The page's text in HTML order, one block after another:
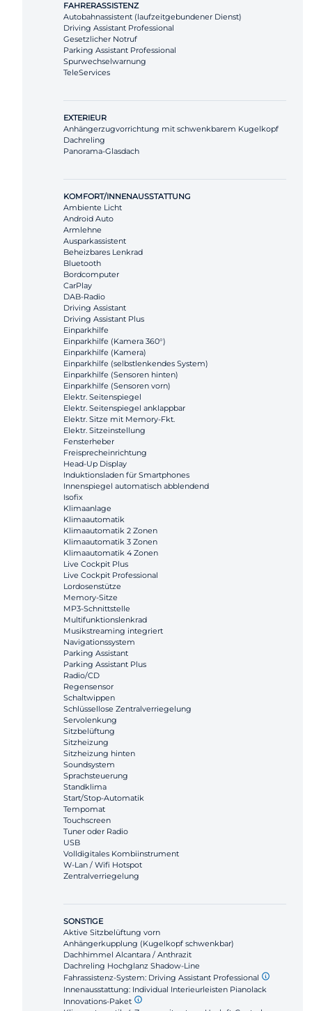
FAHRERASSISTENZ
Autobahnassistent (laufzeitgebundener Dienst)
Driving Assistant Professional
Gesetzlicher Notruf
Parking Assistant Professional
Spurwechselwarnung
TeleServices
EXTERIEUR
Anhängerzugvorrichtung mit schwenkbarem Kugelkopf
Dachreling
Panorama-Glasdach
KOMFORT/INNENAUSSTATTUNG
Ambiente Licht
Android Auto
Armlehne
Ausparkassistent
Beheizbares Lenkrad
Bluetooth
Bordcomputer
CarPlay
DAB-Radio
Driving Assistant
Driving Assistant Plus
Einparkhilfe
Einparkhilfe (Kamera 360°)
Einparkhilfe (Kamera)
Einparkhilfe (selbstlenkendes System)
Einparkhilfe (Sensoren hinten)
Einparkhilfe (Sensoren vorn)
Elektr. Seitenspiegel
Elektr. Seitenspiegel anklappbar
Elektr. Sitze mit Memory-Fkt.
Elektr. Sitzeinstellung
Fensterheber
Freisprecheinrichtung
Head-Up Display
Induktionsladen für Smartphones
Innenspiegel automatisch abblendend
Isofix
Klimaanlage
Klimaautomatik
Klimaautomatik 2 Zonen
Klimaautomatik 3 Zonen
Klimaautomatik 4 Zonen
Live Cockpit Plus
Live Cockpit Professional
Lordosenstütze
Memory-Sitze
MP3-Schnittstelle
Multifunktionslenkrad
Musikstreaming integriert
Navigationssystem
Parking Assistant
Parking Assistant Plus
Radio/CD
Regensensor
Schaltwippen
Schlüssellose Zentralverriegelung
Servolenkung
Sitzbelüftung
Sitzheizung
Sitzheizung hinten
Soundsystem
Sprachsteuerung
Standklima
Start/Stop-Automatik
Tempomat
Touchscreen
Tuner oder Radio
USB
Volldigitales Kombiinstrument
W-Lan / Wifi Hotspot
Zentralverriegelung
SONSTIGE
Aktive Sitzbelüftung vorn
Anhängerkupplung (Kugelkopf schwenkbar)
Dachhimmel Alcantara / Anthrazit
Dachreling Hochglanz Shadow-Line
Fahrassistenz-System: Driving Assistant Professional
Innenausstattung: Individual Interieurleisten Pianolack
Innovations-Paket